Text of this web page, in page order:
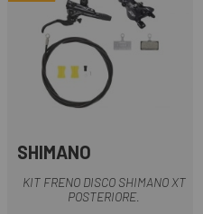
SHIMANO
KIT FRENO DISCO SHIMANO XT
POSTERIORE.